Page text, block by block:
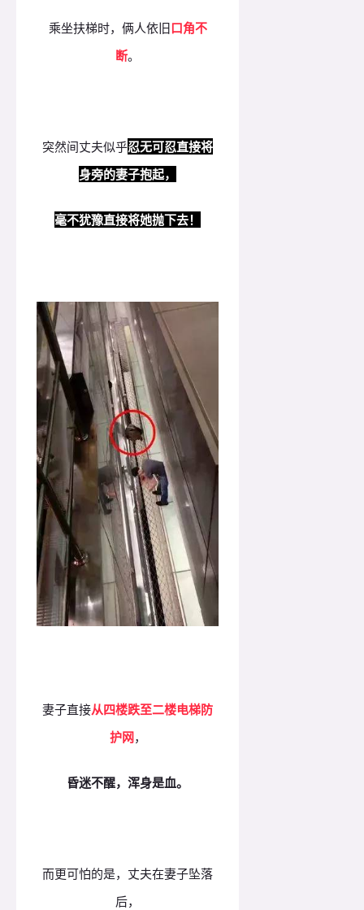
乘坐扶梯时，俩人依旧口角不
断。
突然间丈夫似乎忍无可忍直接将
身旁的妻子抱起，
毫不犹豫直接将她抛下去！
妻子直接从四楼跌至二楼电梯防
护网，
昏迷不醒，浑身是血。
而更可怕的是，丈夫在妻子坠落
后，